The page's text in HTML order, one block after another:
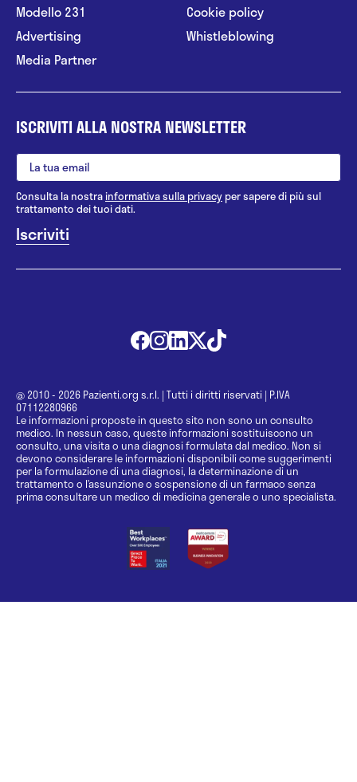
Modello 231
Advertising
Media Partner
Cookie policy
Whistleblowing
ISCRIVITI ALLA NOSTRA NEWSLETTER
Consulta la nostrainformativa sulla privacy per sapere di più sul
trattamento dei tuoi dati.
@ 2010 - 2026 Pazienti.org s.r.l. | Tutti i diritti riservati | P.IVA
07112280966
Le informazioni proposte in questo sito non sono un consulto
medico. In nessun caso, queste informazioni sostituiscono un
consulto, una visita o una diagnosi formulata dal medico. Non si
devono considerare le informazioni disponibili come suggerimenti
per la formulazione di una diagnosi, la determinazione di un
trattamento o l’assunzione o sospensione di un farmaco senza
prima consultare un medico di medicina generale o uno specialista.